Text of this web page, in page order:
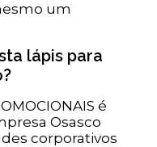
um
lápis para
é
Osasco
corporativos